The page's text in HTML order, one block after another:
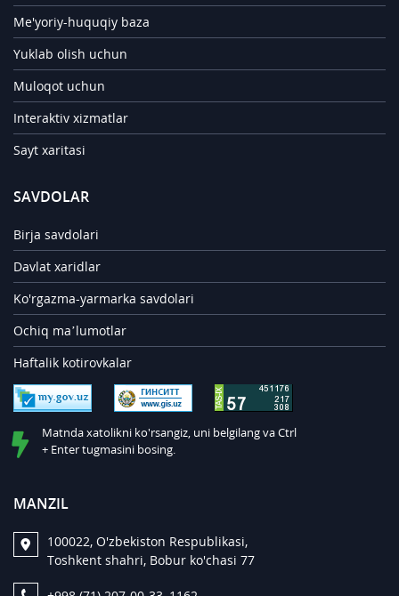
Me'yoriy-huquqiy baza
Yuklab olish uchun
Muloqot uchun
Interaktiv xizmatlar
Sayt xaritasi
SAVDOLAR
Birja savdolari
Davlat xaridlar
Ko'rgazma-yarmarka savdolari
Ochiq ma’lumotlar
Haftalik kotirovkalar
Matnda xatolikni ko'rsangiz, uni belgilang va Ctrl
+ Enter tugmasini bosing.
MANZIL
100022, O'zbekiston Respublikasi,
Toshkent shahri, Bobur ko'chasi 77